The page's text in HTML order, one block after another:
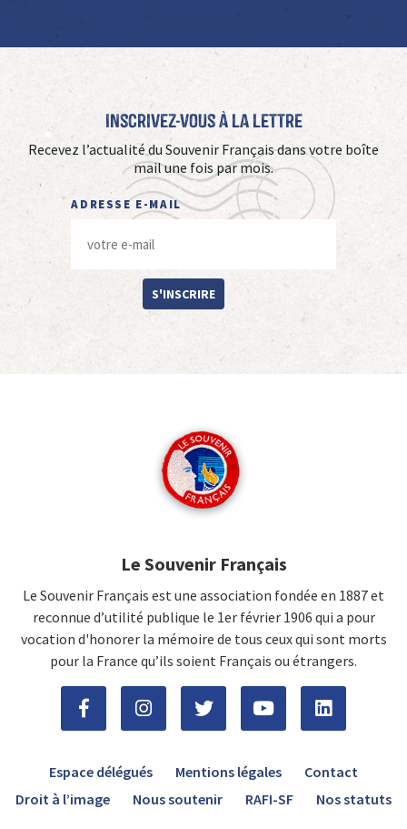
Inscrivez-vous à La Lettre
Recevez l’actualité du Souvenir Français dans votre boîte
mail une fois par mois.
ADRESSE E-MAIL
S'INSCRIRE
Le Souvenir Français
Le Souvenir Français est une association fondée en 1887 et
reconnue d’utilité publique le 1er février 1906 qui a pour
vocation d'honorer la mémoire de tous ceux qui sont morts
pour la France qu’ils soient Français ou étrangers.
Espace délégués Mentions légales
Contact
Droit à l’image
Nous soutenir RAFI-SF Nos statuts